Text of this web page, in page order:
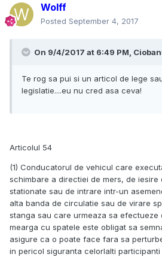
Wolff
Posted September 4, 2017
On 9/4/2017 at 6:49 PM,
Te rog sa pui si un articol de lege
legislatie....eu nu cred asa ceva!
Articolul 54
(1) Conducatorul de vehicul care
schimbare a directiei de mers, de
stationate sau de intrare intr-un
alta banda de circulatie sau de virare
stanga sau care urmeaza sa efectueze
mearga cu spatele este obligat sa
asigure ca o poate face fara sa
in pericol siguranta celorlalti